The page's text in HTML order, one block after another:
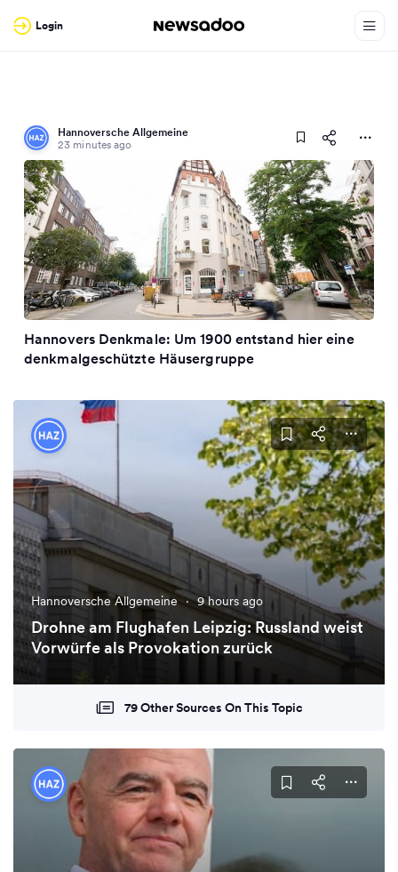
Login
Hannoversche Allgemeine
23 minutes ago
Hannovers Denkmale: Um 1900 entstand hier eine
denkmalgeschützte Häusergruppe
Hannoversche Allgemeine · 9 hours ago
Drohne am Flughafen Leipzig: Russland weist
Vorwürfe als Provokation zurück
79 Other Sources On This Topic